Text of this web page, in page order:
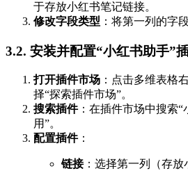
于存放小红书笔记链接。
修改字段类型 ：将第一列的字
3.2. 安装并配置“小红书助手”
打开插件市场 ：点击多维表格
择“探索插件市场”。
搜索插件：在插件市场中搜索“
用”。
配置插件：
链接：选择第一列（存放